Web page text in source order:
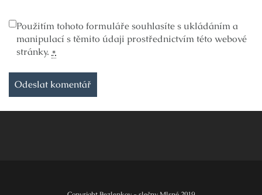
Použitím tohoto formuláře souhlasíte s ukládáním a
manipulací s těmito údaji prostřednictvím této webové
stránky. *